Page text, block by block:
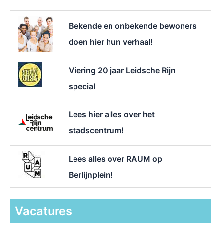
Bekende en onbekende bewoners
doen hier hun verhaal!
Viering 20 jaar Leidsche Rijn
special
Lees hier alles over het
stadscentrum!
Lees alles over RAUM op
Berlijnplein!
Vacatures